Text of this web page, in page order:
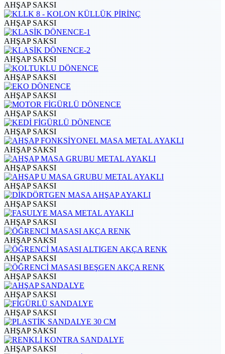
AHŞAP SAKSI
AHŞAP SAKSI
AHŞAP SAKSI
AHŞAP SAKSI
AHŞAP SAKSI
AHŞAP SAKSI
AHŞAP SAKSI
AHŞAP SAKSI
AHŞAP SAKSI
AHŞAP SAKSI
AHŞAP SAKSI
AHŞAP SAKSI
AHŞAP SAKSI
AHŞAP SAKSI
AHŞAP SAKSI
AHŞAP SAKSI
AHŞAP SAKSI
AHŞAP SAKSI
AHŞAP SAKSI
AHŞAP SAKSI